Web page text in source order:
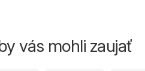
vás mohli zaujať